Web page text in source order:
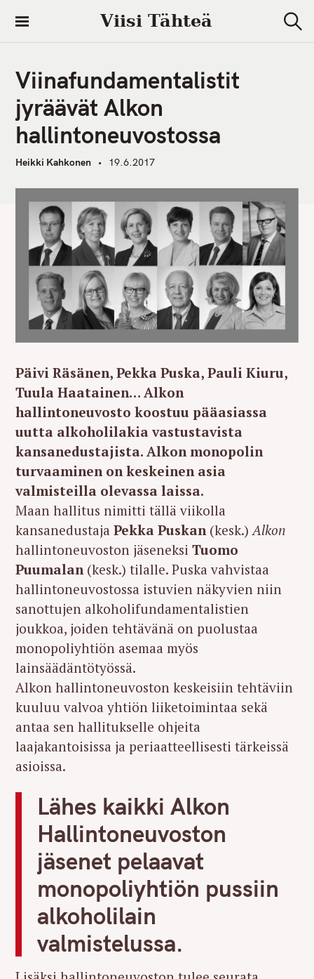
i
Viisi Tähteä
e
Viinafundamentalistit
jyräävät Alkon
hallintoneuvostossa
Heikki Kahkonen 19.6.2017
Päivi Räsänen, Pekka Puska, Pauli Kiuru,
Tuula Haatainen… Alkon
hallintoneuvosto koostuu pääasiassa
uutta alkoholilakia vastustavista
kansanedustajista. Alkon monopolin
turvaaminen on keskeinen asia
valmisteilla olevassa laissa.
Maan hallitus nimitti tällä viikolla
kansanedustaja Pekka Puskan(kesk.)Alkon
hallintoneuvoston jäseneksi Tuomo
Puumalan(kesk.) tilalle. Puska vahvistaa
hallintoneuvostossa istuvien näkyvien niin
sanottujen alkoholifundamentalistien
joukkoa, joiden tehtävänä on puolustaa
monopoliyhtiön asemaa myös
lainsäädäntötyössä.
Alkon hallintoneuvoston keskeisiin tehtäviin
kuuluu valvoa yhtiön liiketoimintaa sekä
antaa sen hallitukselle ohjeita
laajakantoisissa ja periaatteellisesti tärkeissä
asioissa.
Lähes kaikki Alkon
Hallintoneuvoston
jäsenet pelaavat
monopoliyhtiön pussiin
alkoholilain
valmistelussa.